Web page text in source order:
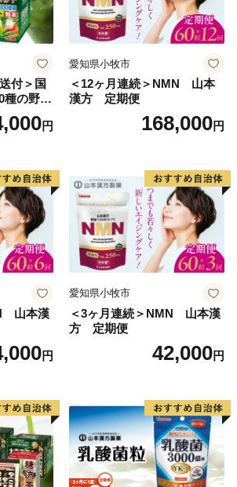
町大字川北1432-15
ワンストップ受付センター 宛
付＞国
種の野
便
円
愛知県小牧市
＜12ヶ月連続＞NMN 山本
漢方 定期便
168,000円
山本漢
円
愛知県小牧市
＜3ヶ月連続＞NMN 山本漢
方 定期便
42,000円